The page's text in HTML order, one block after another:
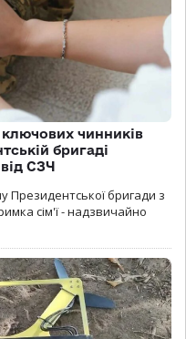
чинників
бригаді
СЗЧ
Президентської бригади з
сім'ї - надзвичайно